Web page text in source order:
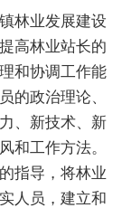
林业发展建设
高林业站长的
和协调工作能
的政治理论、
、新技术、新
和工作方法。
指导，将林业
人员，建立和